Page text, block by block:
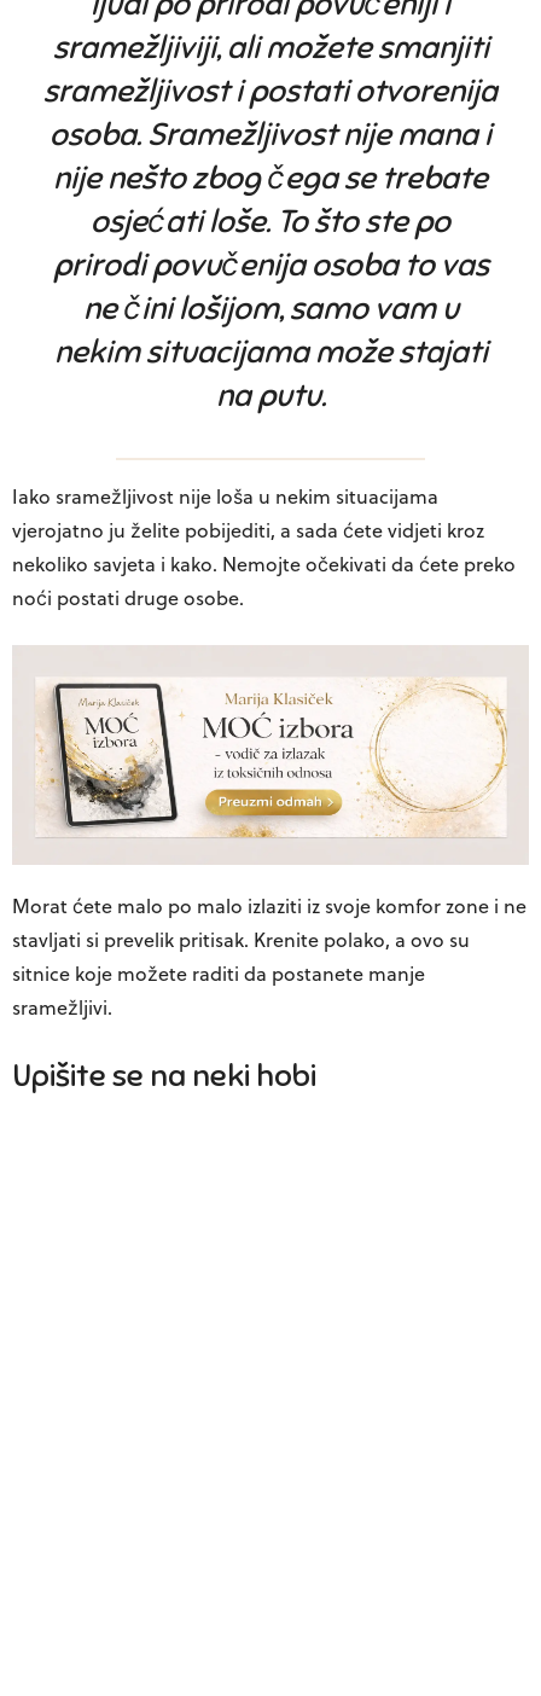
sramežljiviji, ali možete smanjiti
sramežljivost i postati otvorenija
osoba. Sramežljivost nije mana i
nije nešto zbog čega se trebate
osjećati loše. To što ste po
prirodi povučenija osoba to vas
ne čini lošijom, samo vam u
nekim situacijama može stajati
na putu.
Iako sramežljivost nije loša u nekim situacijama
vjerojatno ju želite pobijediti, a sada ćete vidjeti kroz
nekoliko savjeta i kako. Nemojte očekivati da ćete preko
noći postati druge osobe.
Morat ćete malo po malo izlaziti iz svoje komfor zone i ne
stavljati si prevelik pritisak. Krenite polako, a ovo su
sitnice koje možete raditi da postanete manje
sramežljivi.
Upišite se na neki hobi